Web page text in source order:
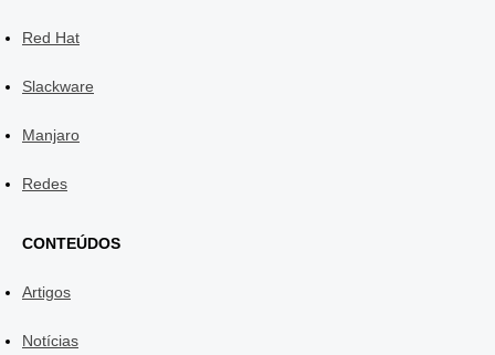
Red Hat
Slackware
Manjaro
Redes
CONTEÚDOS
Artigos
Notícias